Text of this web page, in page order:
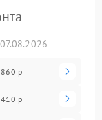
860 р
410 р